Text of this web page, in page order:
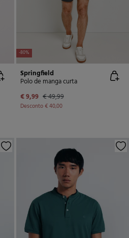
-80%
Springfield
Polo de manga curta
€ 9,99 € 49,99
Desconto€ 40,00